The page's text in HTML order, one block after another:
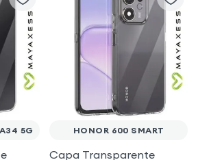
5G HONOR 600 SMART
Capa Transparente